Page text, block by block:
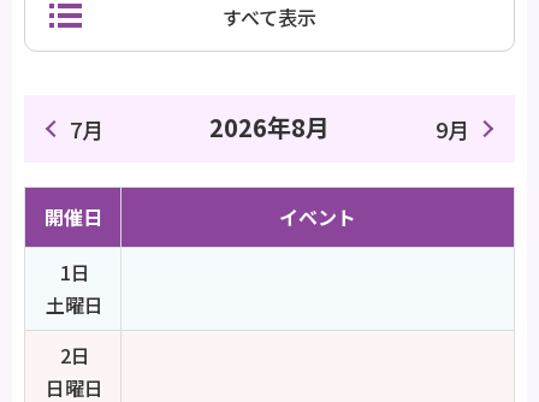
すべて表示
2026年8月
7月 9月
開催日
イベント
1日
土曜日
2日
日曜日